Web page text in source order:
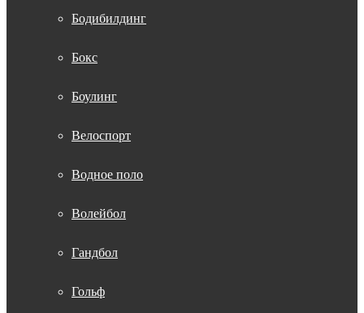
Бодибилдинг
Бокс
Боулинг
Велоспорт
Водное поло
Волейбол
Гандбол
Гольф